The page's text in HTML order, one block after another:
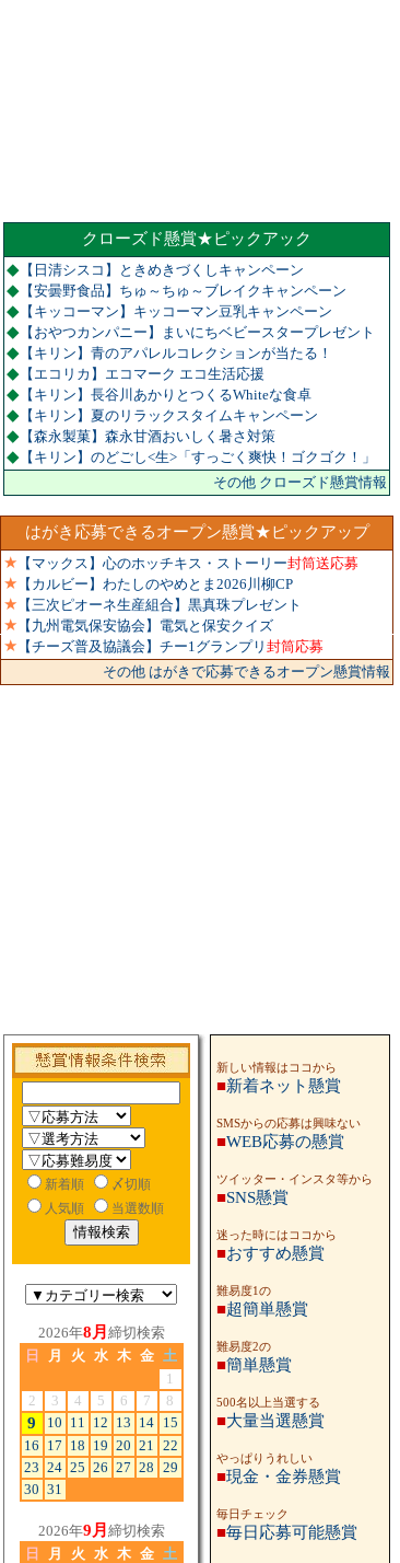
クローズド懸賞★ピックアック
◆ 【日清シスコ】ときめきづくしキャンペーン
◆ 【安曇野食品】ちゅ～ちゅ～ブレイクキャンペーン
◆ 【キッコーマン】キッコーマン豆乳キャンペーン
◆ 【おやつカンパニー】まいにちベビースタープレゼント
◆ 【キリン】青のアパレルコレクションが当たる！
◆ 【エコリカ】エコマーク エコ生活応援
◆ 【キリン】長谷川あかりとつくるWhiteな食卓
◆ 【キリン】夏のリラックスタイムキャンペーン
◆ 【森永製菓】森永甘酒おいしく暑さ対策
◆ 【キリン】のどごし<生>「すっごく爽快！ゴクゴク！」
その他 クローズド懸賞情報
はがき応募できるオープン懸賞★ピックアップ
★ 【マックス】心のホッチキス・ストーリー封筒送応募
★ 【カルビー】わたしのやめとま2026川柳CP
★ 【三次ピオーネ生産組合】黒真珠プレゼント
★ 【九州電気保安協会】電気と保安クイズ
★ 【チーズ普及協議会】チー1グランプリ 封筒応募
その他 はがきで応募できるオープン懸賞情報
新着順
〆切順
人気順
当選数順
2026年8月 締切検索
日
月 火 水 木 金 土
1
2
3 4 5 6 7 8
9 10 11 12 13 14 15
16 17 18 19 20 21 22
23 24 25 26 27 28 29
30 31
2026年9月 締切検索
日
月 火 水 木 金 土
新しい情報はココから
■新着ネット懸賞
SMSからの応募は興味ない
■WEB応募の懸賞
ツイッター・インスタ等から
■SNS懸賞
迷った時にはココから
■おすすめ懸賞
難易度1の
■超簡単懸賞
難易度2の
■簡単懸賞
500名以上当選する
■大量当選懸賞
やっぱりうれしい
■現金・金券懸賞
毎日チェック
■毎日応募可能懸賞